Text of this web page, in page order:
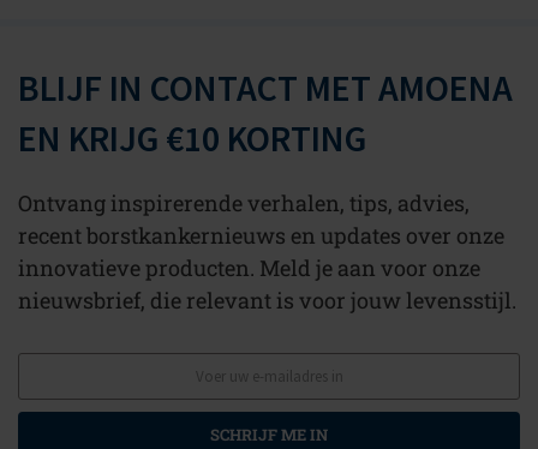
BLIJF IN CONTACT MET AMOENA
EN KRIJG €10 KORTING
Ontvang inspirerende verhalen, tips, advies,
recent borstkankernieuws en updates over onze
innovatieve producten. Meld je aan voor onze
nieuwsbrief, die relevant is voor jouw levensstijl.
SCHRIJF ME IN